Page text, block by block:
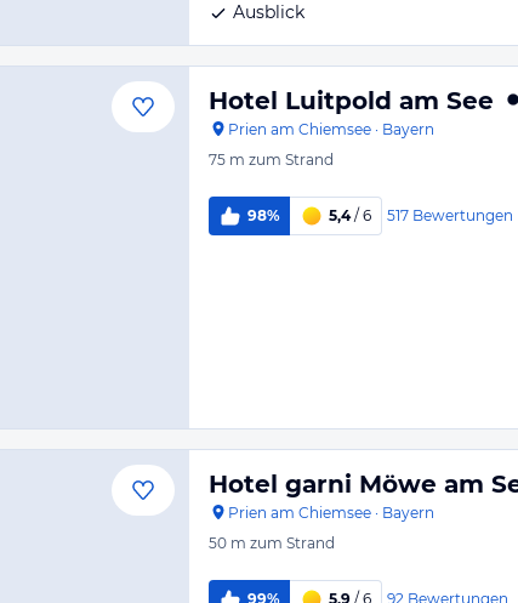
Ausblick
Hotel Luitpold am See
Prien am Chiemsee · Bayern
75 m zum Strand
98% 5,4/ 6 517 Bewertungen
Hotel garni Möwe am
Prien am Chiemsee · Bayern
50 m zum Strand
99% 5,9 / 6 92 Bewertungen